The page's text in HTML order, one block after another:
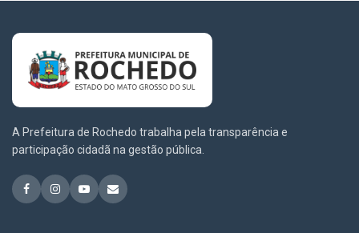
A Prefeitura de Rochedo trabalha pela transparência e
participação cidadã na gestão pública.